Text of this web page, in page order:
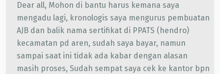
Dear all, Mohon di bantu harus kemana saya
mengadu lagi, kronologis saya mengurus pembuatan
AJB dan balik nama sertifikat di PPATS (hendro)
kecamatan pd aren, sudah saya bayar, namun
sampai saat ini tidak ada kabar dengan alasan
masih proses, Sudah sempat saya cek ke kantor bpn